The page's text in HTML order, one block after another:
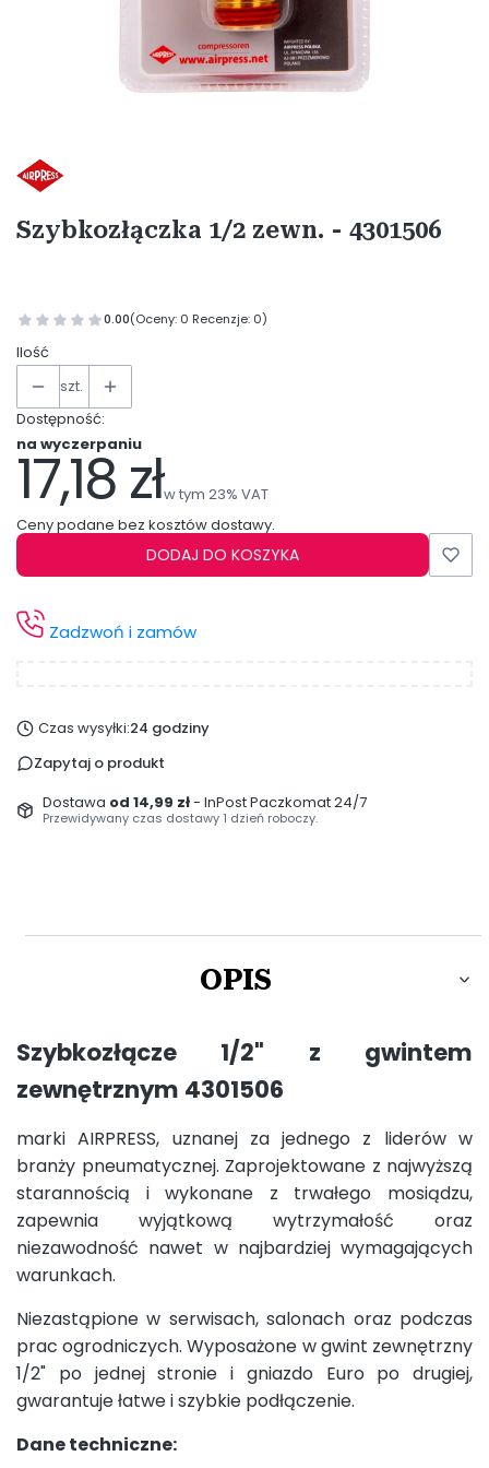
Szybkozłączka 1/2 zewn. - 4301506
0.00(Oceny: 0 Recenzje: 0)
Ilość
szt.
Dostępność:
na wyczerpaniu
Cena
17,18 złw tym 23% VAT
w tym 23% VAT
Ceny podane bez kosztów dostawy.
DODAJ DO KOSZYKA
Zadzwoń i zamów
Czas wysyłki:24 godziny
Zapytaj o produkt
Dostawa od 14,99 zł- InPost Paczkomat 24/7
Przewidywany czas dostawy 1 dzień roboczy.
OPIS
Szybkozłącze 1/2" z gwintem
zewnętrznym 4301506
marki AIRPRESS, uznanej za jednego z liderów w
branży pneumatycznej. Zaprojektowane z najwyższą
starannością i wykonane z trwałego mosiądzu,
zapewnia wyjątkową wytrzymałość oraz
niezawodność nawet w najbardziej wymagających
warunkach.
Niezastąpione w serwisach, salonach oraz podczas
prac ogrodniczych. Wyposażone w gwint zewnętrzny
1/2" po jednej stronie i gniazdo Euro po drugiej,
gwarantuje łatwe i szybkie podłączenie.
Dane techniczne: